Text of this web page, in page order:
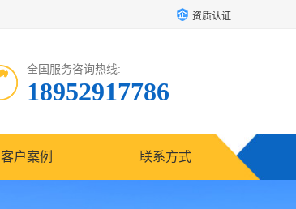
资质认证
全国服务咨询热线:
18952917786
客户案例 联系方式